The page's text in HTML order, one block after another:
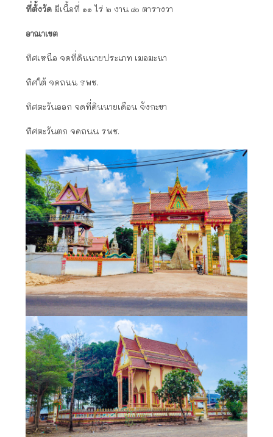
ที่ตั้งวัด มีเนื้อที่ ๑๑ ไร่ ๒ งาน ๘๐ ตารางวา
อาณาเขต
ทิศเหนือ จดที่ดินนายประเภท เมอมะนา
ทิศใต้ จดถนน รพช.
ทิศตะวันออก จดที่ดินนายเดือน จังกะขา
ทิศตะวันตก จดถนน รพช.